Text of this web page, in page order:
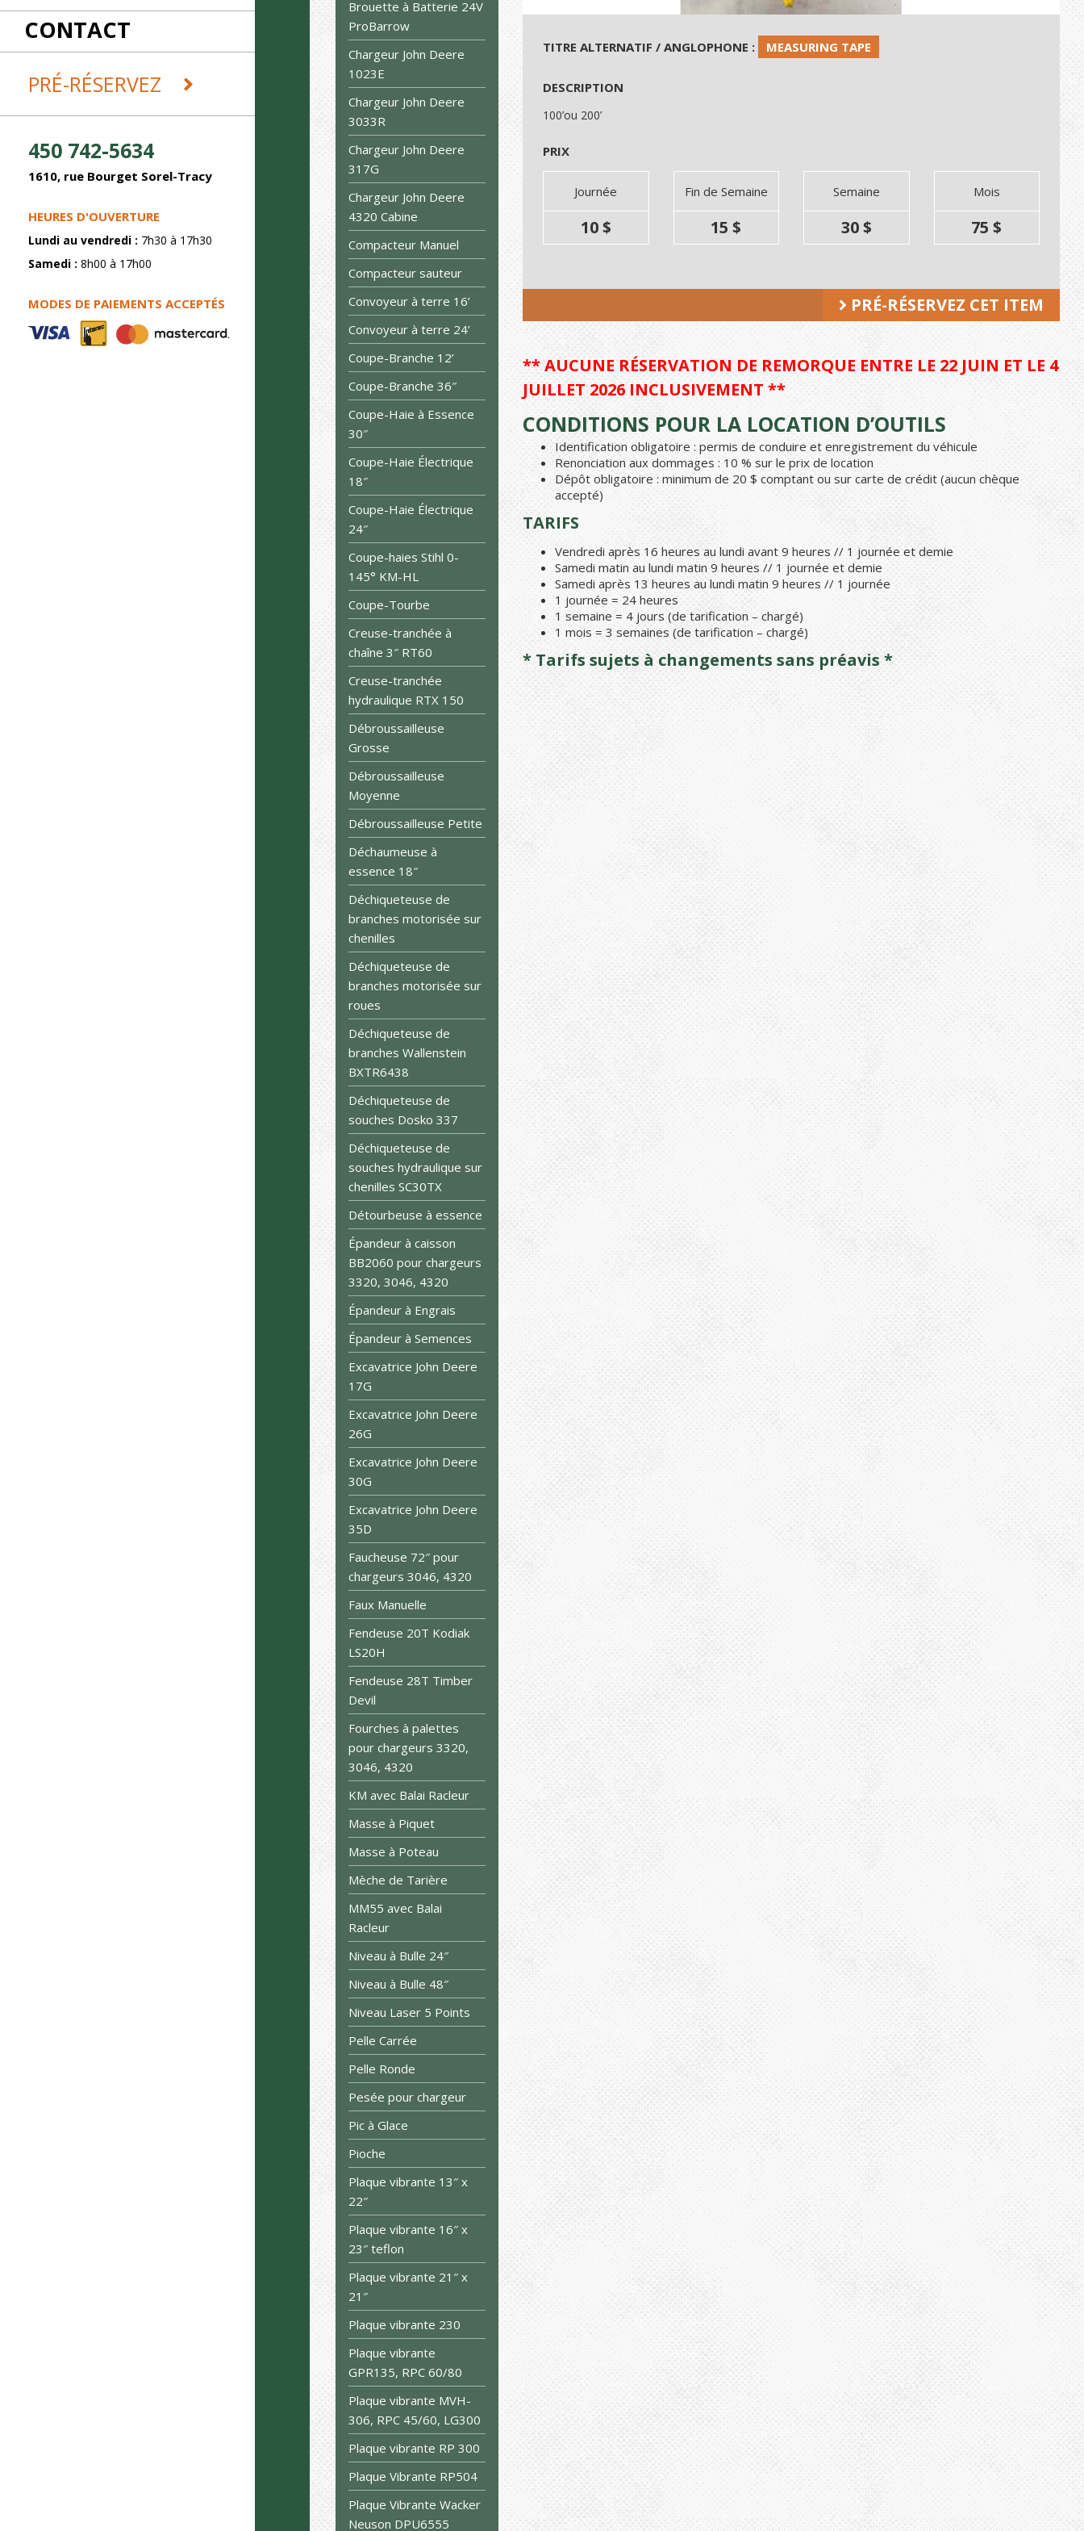
CONTACT
PRÉ-RÉSERVEZ
450 742-5634
1610, rue Bourget Sorel-Tracy
HEURES D'OUVERTURE
Lundi au vendredi : 7h30 à 17h30
Samedi : 8h00 à 17h00
MODES DE PAIEMENTS ACCEPTÉS
REMORQUES ET DÉMÉNAGEMENT
SABLAGE
Brouette à Batterie 24V
ProBarrow
Chargeur John Deere
1023E
Chargeur John Deere
3033R
Chargeur John Deere
317G
Chargeur John Deere
4320 Cabine
Compacteur Manuel
Compacteur sauteur
Convoyeur à terre 16’
Convoyeur à terre 24’
Coupe-Branche 12’
Coupe-Branche 36″
Coupe-Haie à Essence
30″
Coupe-Haie Électrique
18″
Coupe-Haie Électrique
24″
Coupe-haies Stihl 0-
145° KM-HL
Coupe-Tourbe
Creuse-tranchée à
chaîne 3″ RT60
Creuse-tranchée
hydraulique RTX 150
Débroussailleuse
Grosse
Débroussailleuse
Moyenne
Débroussailleuse Petite
Déchaumeuse à
essence 18″
Déchiqueteuse de
branches motorisée sur
chenilles
Déchiqueteuse de
branches motorisée sur
roues
Déchiqueteuse de
branches Wallenstein
BXTR6438
Déchiqueteuse de
souches Dosko 337
Déchiqueteuse de
souches hydraulique sur
chenilles SC30TX
Détourbeuse à essence
Épandeur à caisson
BB2060 pour chargeurs
3320, 3046, 4320
Épandeur à Engrais
Épandeur à Semences
Excavatrice John Deere
17G
Excavatrice John Deere
26G
Excavatrice John Deere
30G
Excavatrice John Deere
35D
Faucheuse 72″ pour
chargeurs 3046, 4320
Faux Manuelle
Fendeuse 20T Kodiak
LS20H
Fendeuse 28T Timber
Devil
Fourches à palettes
pour chargeurs 3320,
3046, 4320
KM avec Balai Racleur
Masse à Piquet
Masse à Poteau
Mèche de Tarière
MM55 avec Balai
Racleur
Niveau à Bulle 24″
Niveau à Bulle 48″
Niveau Laser 5 Points
Pelle Carrée
Pelle Ronde
Pesée pour chargeur
Pic à Glace
Pioche
Plaque vibrante 13″ x
22″
Plaque vibrante 16″ x
23″ teflon
Plaque vibrante 21″ x
21″
Plaque vibrante 230
Plaque vibrante
GPR135, RPC 60/80
Plaque vibrante MVH-
306, RPC 45/60, LG300
Plaque vibrante RP 300
Plaque Vibrante RP504
Plaque Vibrante Wacker
Neuson DPU6555
TITRE ALTERNATIF / ANGLOPHONE : MEASURING TAPE
DESCRIPTION
100’ou 200’
PRIX
Journée
10 $
Fin de Semaine
15 $
Semaine
30 $
Mois
75 $
PRÉ-RÉSERVEZ CET ITEM
** AUCUNE RÉSERVATION DE REMORQUE ENTRE LE 22 JUIN ET LE 4
JUILLET 2026 INCLUSIVEMENT **
CONDITIONS POUR LA LOCATION D’OUTILS
Identification obligatoire : permis de conduire et enregistrement du véhicule
Renonciation aux dommages : 10 % sur le prix de location
Dépôt obligatoire : minimum de 20 $ comptant ou sur carte de crédit (aucun chèque
accepté)
TARIFS
Vendredi après 16 heures au lundi avant 9 heures // 1 journée et demie
Samedi matin au lundi matin 9 heures // 1 journée et demie
Samedi après 13 heures au lundi matin 9 heures // 1 journée
1 journée = 24 heures
1 semaine = 4 jours (de tarification – chargé)
1 mois = 3 semaines (de tarification – chargé)
* Tarifs sujets à changements sans préavis *